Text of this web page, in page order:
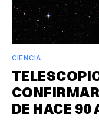
CIENCIA
DE HACE 90